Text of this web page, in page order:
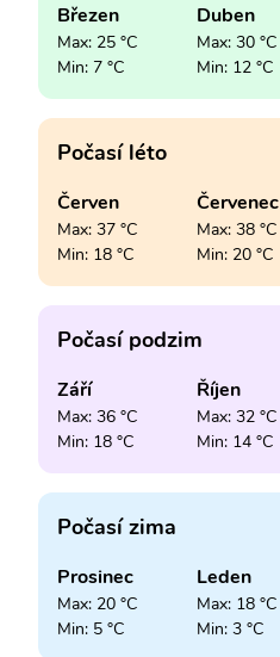
Březen
Max: 25 °C
Min: 7 °C
Duben
Max: 30 °C
Min: 12 °C
Počasí léto
Červen
Max: 37 °C
Min: 18 °C
Červenec
Max: 38 °C
Min: 20 °C
Počasí podzim
Září
Max: 36 °C
Min: 18 °C
Říjen
Max: 32 °C
Min: 14 °C
Počasí zima
Prosinec
Max: 20 °C
Min: 5 °C
Leden
Max: 18 °C
Min: 3 °C